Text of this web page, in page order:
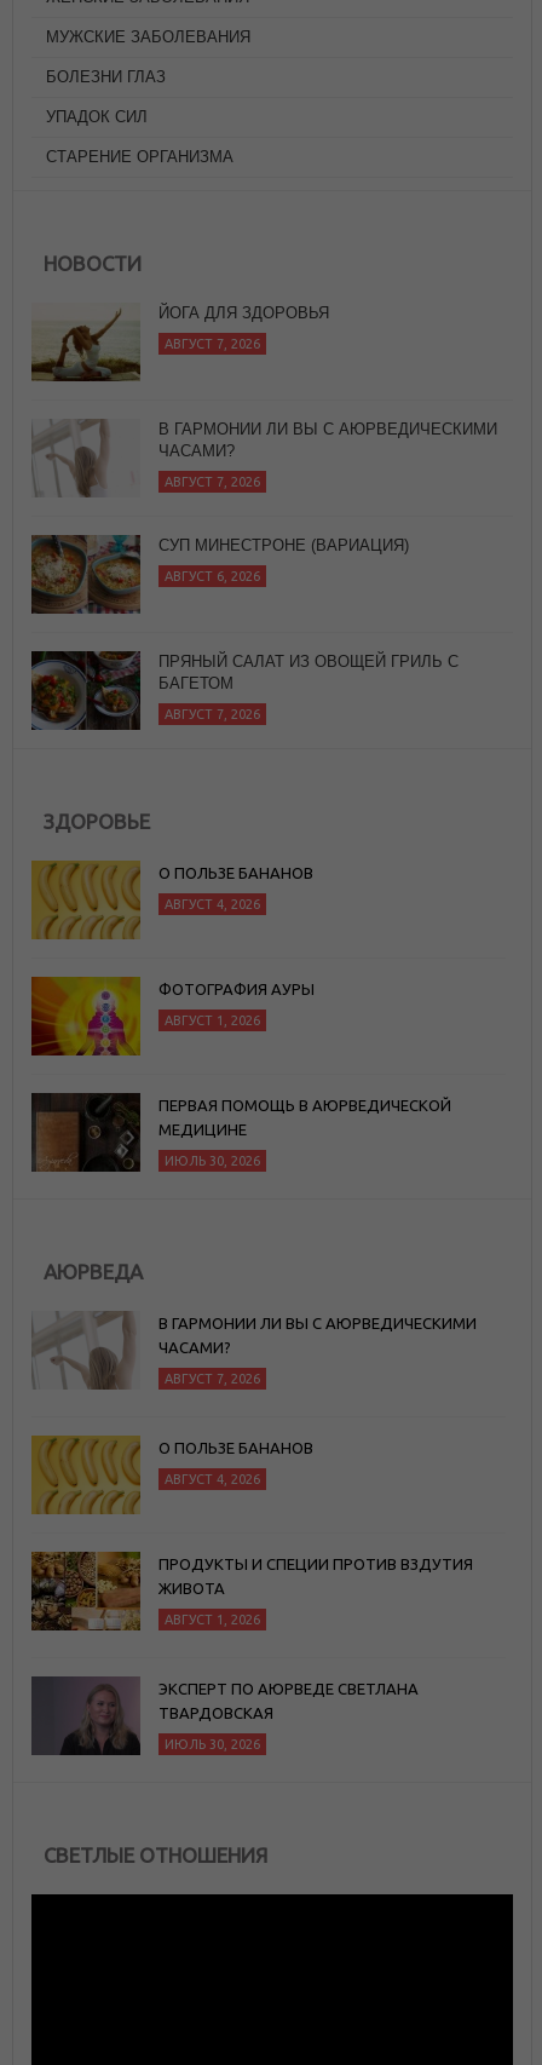
МУЖСКИЕ ЗАБОЛЕВАНИЯ
БОЛЕЗНИ ГЛАЗ
УПАДОК СИЛ
СТАРЕНИЕ ОРГАНИЗМА
НОВОСТИ
В ГАРМОНИИ ЛИ ВЫ С АЮРВЕДИЧЕСКИМИ
ЧАСАМИ?
СУП МИНЕСТРОНЕ (ВАРИАЦИЯ)
АВГУСТ 6, 2026
ПРЯНЫЙ САЛАТ ИЗ ОВОЩЕЙ ГРИЛЬ С
БАГЕТОМ
ЗДОРОВЬЕ
О ПОЛЬЗЕ БАНАНОВ
АВГУСТ 4, 2026
ФОТОГРАФИЯ АУРЫ
АВГУСТ 1, 2026
ПЕРВАЯ ПОМОЩЬ В АЮРВЕДИЧЕСКОЙ
МЕДИЦИНЕ
ИЮЛЬ 30, 2026
АЮРВЕДА
В ГАРМОНИИ ЛИ ВЫ С АЮРВЕДИЧЕСКИМИ
ЧАСАМИ?
АВГУСТ 7, 2026
О ПОЛЬЗЕ БАНАНОВ
АВГУСТ 4, 2026
ПРОДУКТЫ И СПЕЦИИ ПРОТИВ ВЗДУТИЯ
ЖИВОТА
АВГУСТ 1, 2026
ЭКСПЕРТ ПО АЮРВЕДЕ СВЕТЛАНА
ТВАРДОВСКАЯ
ИЮЛЬ 30, 2026
СВЕТЛЫЕ ОТНОШЕНИЯ